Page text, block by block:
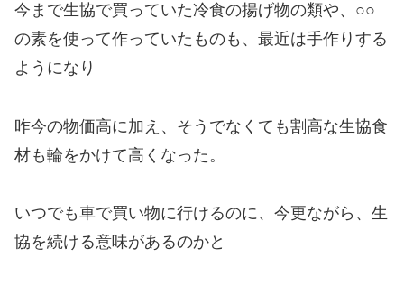
今まで生協で買っていた冷食の揚げ物の類や、○○
の素を使って作っていたものも、最近は手作りする
ようになり
昨今の物価高に加え、そうでなくても割高な生協食
材も輪をかけて高くなった。
いつでも車で買い物に行けるのに、今更ながら、生
協を続ける意味があるのかと